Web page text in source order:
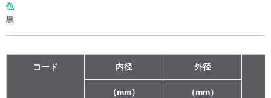
色
黒
コード 内径 外径
（mm） （mm）